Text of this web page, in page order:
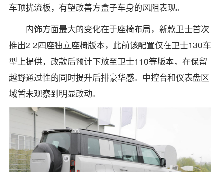
车顶扰流板，有望改善方盒子车身的风阻表现。
内饰方面最大的变化在于座椅布局，新款卫士首次
推出2 2四座独立座椅版本，此前该配置仅在卫士130车
型上提供，改款后预计下放至卫士110等版本，在保留
越野通过性的同时提升后排豪华感。中控台和仪表盘区
域暂未观察到明显改动。